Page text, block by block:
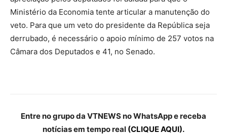
Ministério da Economia tente articular a manutenção do
veto. Para que um veto do presidente da República seja
derrubado, é necessário o apoio mínimo de 257 votos na
Câmara dos Deputados e 41, no Senado.
Entre no grupo da VTNEWS no WhatsApp e receba
notícias em tempo real (CLIQUE AQUI).